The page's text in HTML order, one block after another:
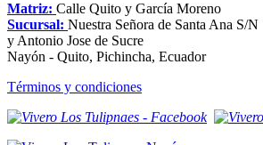
Matriz: Calle Quito y García Moreno
Sucursal: Nuestra Señora de Santa Ana S/N
y Antonio Jose de Sucre
Nayón - Quito, Pichincha, Ecuador
Términos y condiciones